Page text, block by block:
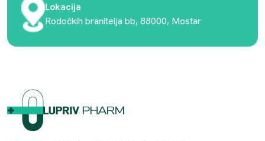
Lokacija
Rodočkih branitelja bb, 88000, Mostar